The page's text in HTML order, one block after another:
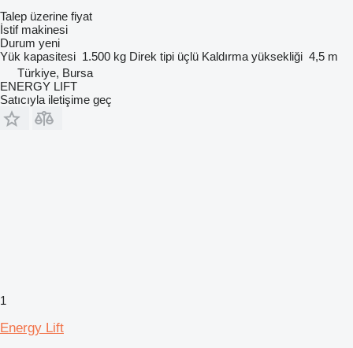
Talep üzerine fiyat
İstif makinesi
Durum yeni
Yük kapasitesi 1.500 kg Direk tipi üçlü Kaldırma yüksekliği 4,5 m
Türkiye, Bursa
ENERGY LIFT
Satıcıyla iletişime geç
1
Energy Lift